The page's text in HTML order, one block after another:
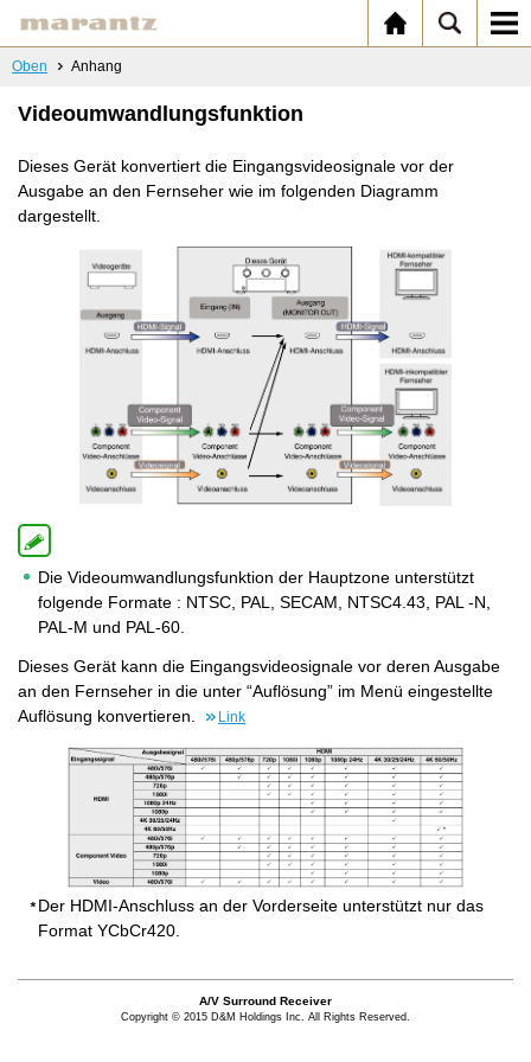
Oben Anhang
Videoumwandlungsfunktion
Dieses Gerät konvertiert die Eingangsvideosignale vor der
Ausgabe an den Fernseher wie im folgenden Diagramm
dargestellt.
Die Videoumwandlungsfunktion der Hauptzone unterstützt
folgende Formate : NTSC, PAL, SECAM, NTSC4.43, PAL -N,
PAL-M und PAL-60.
Dieses Gerät kann die Eingangsvideosignale vor deren Ausgabe
an den Fernseher in die unter “Auflösung” im Menü eingestellte
Auflösung konvertieren.
Link
Der HDMI-Anschluss an der Vorderseite unterstützt nur das
Format YCbCr420.
A/V Surround Receiver
Copyright © 2015 D&M Holdings Inc. All Rights Reserved.